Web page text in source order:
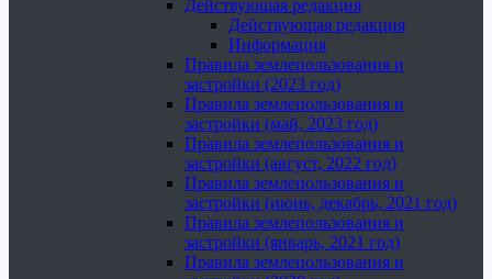
Действующая редакция
Действующая редакция
Информация
Правила землепользования и
застройки (2023 год)
Правила землепользования и
застройки (май, 2023 год)
Правила землепользования и
застройки (август, 2022 год)
Правила землепользования и
застройки (июнь, декабрь, 2021 год)
Правила землепользования и
застройки (январь, 2021 год)
Правила землепользования и